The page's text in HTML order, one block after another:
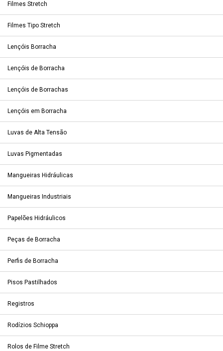
Filmes Stretch
Filmes Tipo Stretch
Lençóis Borracha
Lençóis de Borracha
Lençóis de Borrachas
Lençóis em Borracha
Luvas de Alta Tensão
Luvas Pigmentadas
Mangueiras Hidráulicas
Mangueiras Industriais
Papelões Hidráulicos
Peças de Borracha
Perfis de Borracha
Pisos Pastilhados
Registros
Rodízios Schioppa
Rolos de Filme Stretch